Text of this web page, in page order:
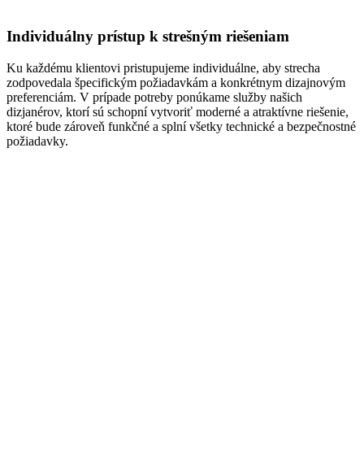
Individuálny prístup k strešným riešeniam
Ku každému klientovi pristupujeme individuálne, aby strecha
zodpovedala špecifickým požiadavkám a konkrétnym dizajnovým
preferenciám. V prípade potreby ponúkame služby našich
dizjanérov, ktorí sú schopní vytvoriť moderné a atraktívne riešenie,
ktoré bude zároveň funkčné a splní všetky technické a bezpečnostné
požiadavky.